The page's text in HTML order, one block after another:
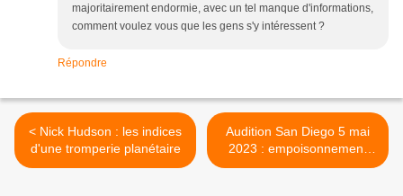
majoritairement endormie, avec un tel manque d'informations,
comment voulez vous que les gens s'y intéressent ?
Répondre
< Nick Hudson : les indices
d'une tromperie planétaire
Audition San Diego 5 mai
2023 : empoisonnement
par la géo-ingénierie >